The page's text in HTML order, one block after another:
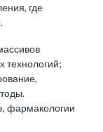
где
фармакологии